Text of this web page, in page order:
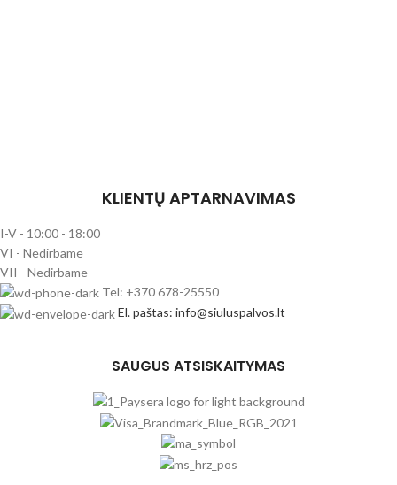
KLIENTŲ APTARNAVIMAS
I-V - 10:00 - 18:00
VI - Nedirbame
VII - Nedirbame
Tel: +370 678-25550
El. paštas: info@siuluspalvos.lt
SAUGUS ATSISKAITYMAS